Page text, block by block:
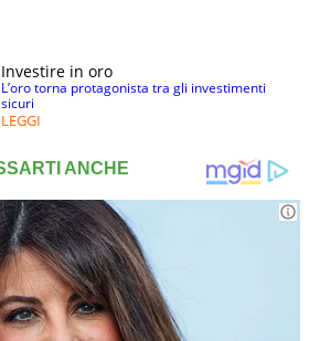
Investire in oro
L’oro torna protagonista tra gli investimenti
sicuri
LEGGI